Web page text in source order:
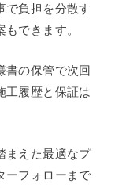
で負担を分散す
できます。
書の保管で次回
工履歴と保証は
まえた最適なプ
ーフォローまで